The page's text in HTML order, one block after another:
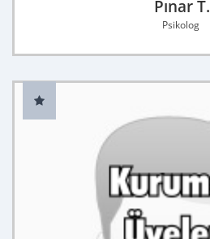
Pınar T.
Psikolog